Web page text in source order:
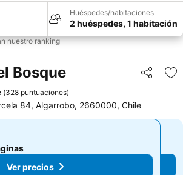
Huéspedes/habitaciones
2 huéspedes, 1 habitación
nuestro ranking
Bosque Compartir
(328 puntuaciones)
84, Algarrobo, 2660000, Chile
Ver precios
Ver precios